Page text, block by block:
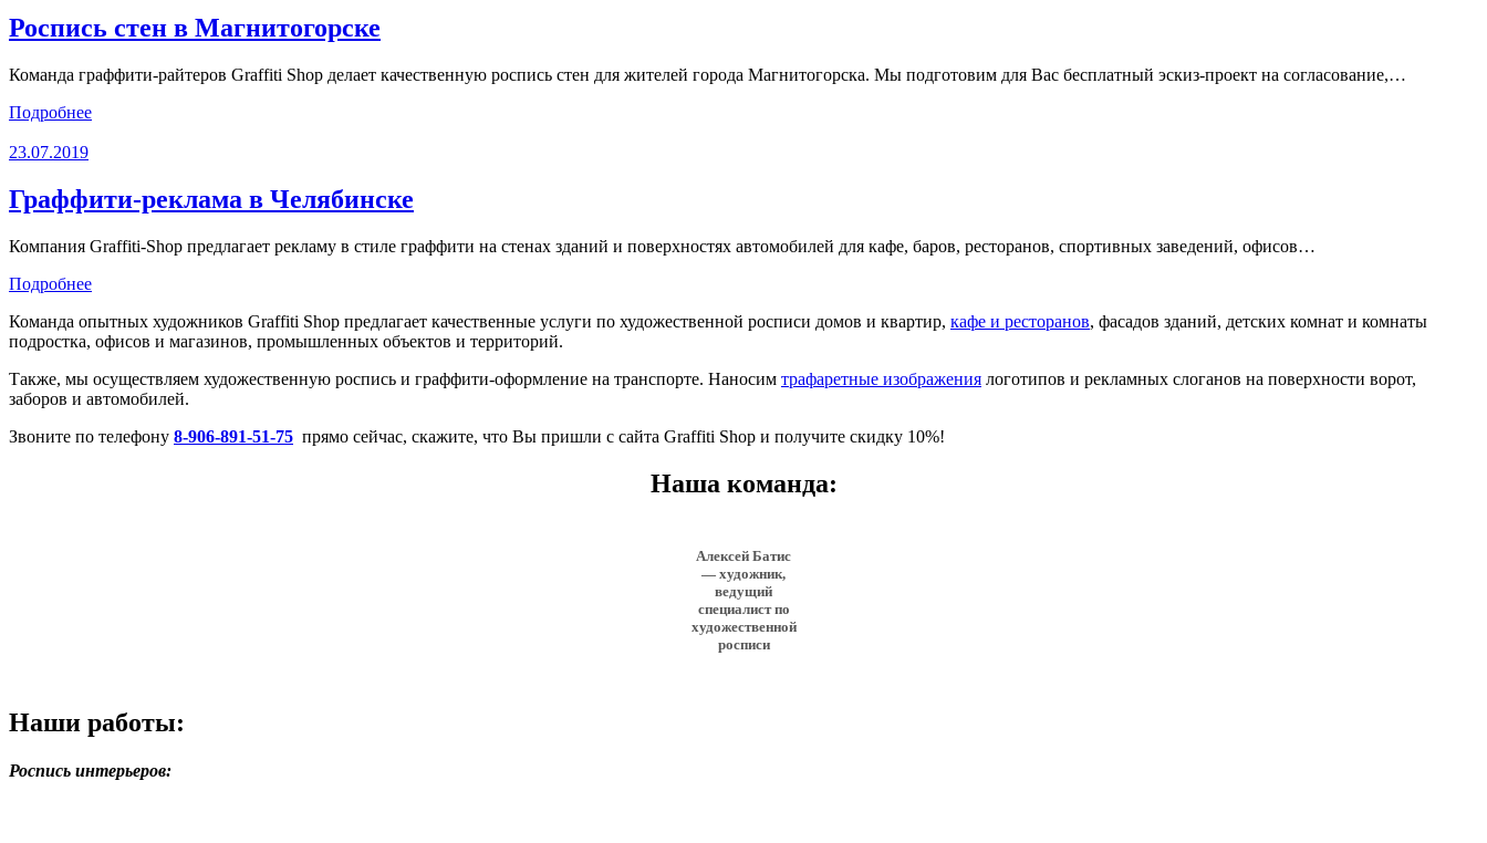
Роспись стен в Магнитогорске
Команда граффити-райтеров Graffiti Shop делает качественную роспись стен для жителей города Магнитогорска. Мы подготовим для Вас бесплатный эскиз-проект на согласование,…
Подробнее
23.07.2019
Граффити-реклама в Челябинске
Компания Graffiti-Shop предлагает рекламу в стиле граффити на стенах зданий и поверхностях автомобилей для кафе, баров, ресторанов, спортивных заведений, офисов…
Подробнее
Команда опытных художников Graffiti Shop предлагает качественные услуги по художественной росписи домов и квартир, кафе и ресторанов, фасадов зданий, детских комнат и комнаты
подростка, офисов и магазинов, промышленных объектов и территорий.
Также, мы осуществляем художественную роспись и граффити-оформление на транспорте. Наносим трафаретные изображения логотипов и рекламных слоганов на поверхности ворот,
заборов и автомобилей.
Звоните по телефону 8-906-891-51-75 прямо сейчас, скажите, что Вы пришли с сайта Graffiti Shop и получите скидку 10%!
Наша команда:
Алексей Батис
— художник,
ведущий
специалист по
художественной
росписи
Наши работы:
Роспись интерьеров: